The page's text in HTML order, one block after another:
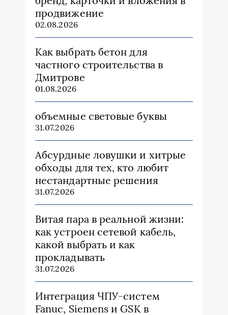
продвижение
02.08.2026
Как выбрать бетон для
частного строительства в
Дмитрове
01.08.2026
объемные световые буквы
31.07.2026
Абсурдные ловушки и хитрые
обходы для тех, кто любит
нестандартные решения
31.07.2026
Витая пара в реальной жизни:
как устроен сетевой кабель,
какой выбрать и как
прокладывать
31.07.2026
Интеграция ЧПУ-систем
Fanuc, Siemens и GSK в